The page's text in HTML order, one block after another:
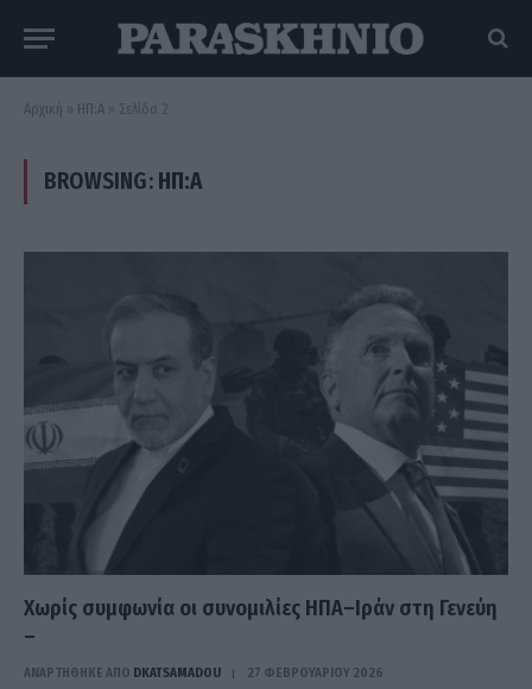
Αρχική » ΗΠ:Α » Σελίδα 2
BROWSING: ΗΠ:Α
Χωρίς συμφωνία οι συνομιλίες ΗΠΑ–Ιράν στη Γενεύη
–
ΑΝΑΡΤΗΘΗΚΕ ΑΠΟ DKATSAMADOU 27 ΦΕΒΡΟΥΑΡΊΟΥ 2026